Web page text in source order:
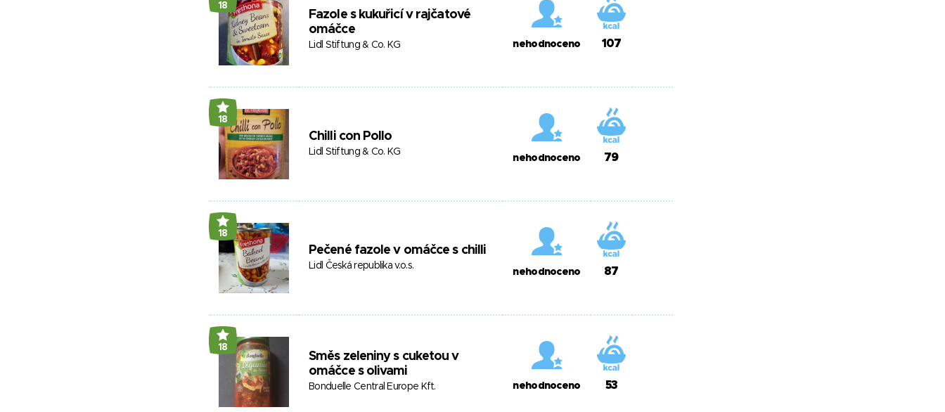
18
Fazole s kukuřicí v rajčatové
omáčce
Lidl Stiftung & Co. KG nehodnoceno 107
18
Chilli con Pollo
Lidl Stiftung & Co. KG
nehodnoceno 79
18
Pečené fazole v omáčce s chilli
Lidl Česká republika v.o.s.
nehodnoceno 87
18
Směs zeleniny s cuketou v
omáčce s olivami
Bonduelle Central Europe Kft. nehodnoceno 53